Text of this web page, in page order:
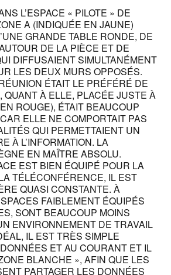
L’ESPACE « PILOTE » DE
A (INDIQUÉE EN JAUNE)
GRANDE TABLE RONDE, DE
DE LA PIÈCE ET DE
DIFFUSAIENT SIMULTANÉMENT
LES DEUX MURS OPPOSÉS.
ÉTAIT LE PRÉFÉRÉ DE
QUANT À ELLE, PLACÉE JUSTE À
ROUGE), ÉTAIT BEAUCOUP
ELLE NE COMPORTAIT PAS
QUI PERMETTAIENT UN
À L’INFORMATION. LA
EN MAÎTRE ABSOLU.
EST BIEN ÉQUIPÉ POUR LA
TÉLÉCONFÉRENCE, IL EST
QUASI CONSTANTE. À
FAIBLEMENT ÉQUIPÉS
SONT BEAUCOUP MOINS
ENVIRONNEMENT DE TRAVAIL
IL EST TRÈS SIMPLE
ET AU COURANT ET IL
BLANCHE », AFIN QUE LES
PARTAGER LES DONNÉES